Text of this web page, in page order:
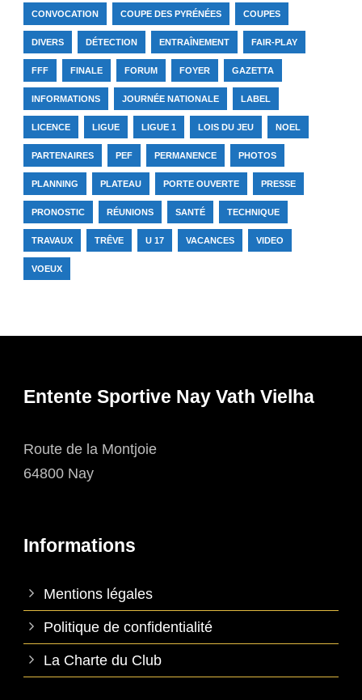
CONVOCATION COUPE DES PYRÉNÉES COUPES
DIVERS DÉTECTION ENTRAÎNEMENT FAIR-PLAY
FFF FINALE FORUM FOYER GAZETTA
INFORMATIONS JOURNÉE NATIONALE LABEL
LICENCE LIGUE LIGUE 1 LOIS DU JEU NOEL
PARTENAIRES PEF PERMANENCE PHOTOS
PLANNING PLATEAU PORTE OUVERTE PRESSE
PRONOSTIC RÉUNIONS SANTÉ TECHNIQUE
TRAVAUX TRÊVE U 17 VACANCES VIDEO
VOEUX
Entente Sportive Nay Vath Vielha
Route de la Montjoie
64800 Nay
Informations
Mentions légales
Politique de confidentialité
La Charte du Club